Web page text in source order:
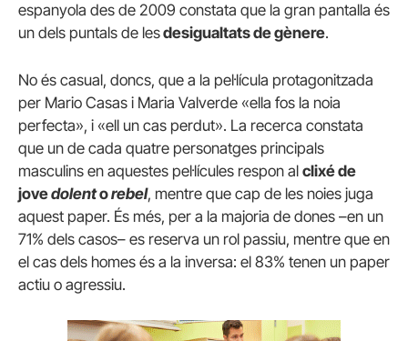
espanyola des de 2009 constata que la gran pantalla és
un dels puntals de lesdesigualtats de gènere.
No és casual, doncs, que a la pel·lícula protagonitzada
per Mario Casas i Maria Valverde «ella fos la noia
perfecta», i «ell un cas perdut». La recerca constata
que un de cada quatre personatges principals
masculins en aquestes pel·lícules respon al clixé de
jovedolentorebel, mentre que cap de les noies juga
aquest paper. És més, per a la majoria de dones –en un
71% dels casos– es reserva un rol passiu, mentre que en
el cas dels homes és a la inversa: el 83% tenen un paper
actiu o agressiu.